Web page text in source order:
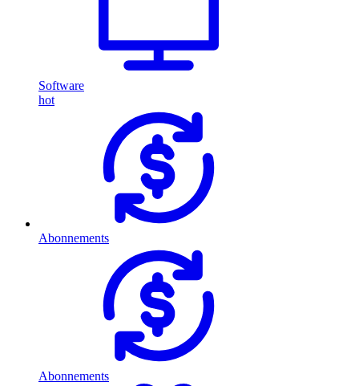
Software
hot
Abonnements
Abonnements